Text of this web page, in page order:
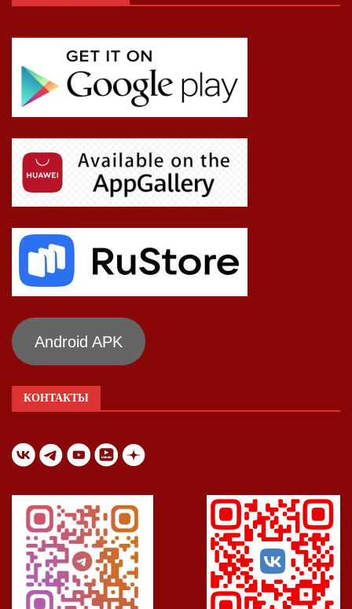
Android APK
КОНТАКТЫ